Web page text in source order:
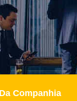
Companhia